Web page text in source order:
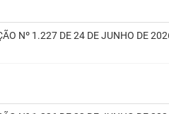
Nº 1.227 DE 24 DE JUNHO DE